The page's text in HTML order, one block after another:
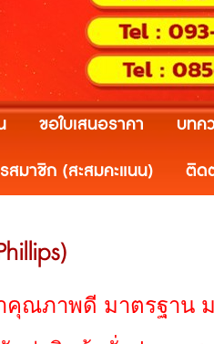
ขอใบเสนอราคา บทค
สมาชิก (สะสมคะแนน) ติด
คุณภาพดี มาตรฐาน